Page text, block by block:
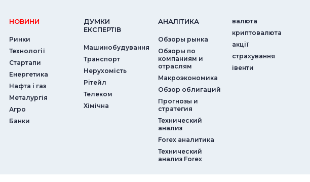
НОВИНИ
Ринки
Технології
Стартапи
Енергетика
Нафта і газ
Металургія
Агро
Банки
ДУМКИ
ЕКСПЕРТIВ
Машинобудування
Транспорт
Нерухомість
Рітейл
Телеком
Хімічна
АНАЛIТИКА
Обзоры рынка
Обзоры по
компаниям и
отраслям
Макроэкономика
Обзор облигаций
Прогнозы и
стратегия
Технический
анализ
Forex аналитика
Технический
анализ Forex
валюта
криптовалюта
акції
страхування
iвенти